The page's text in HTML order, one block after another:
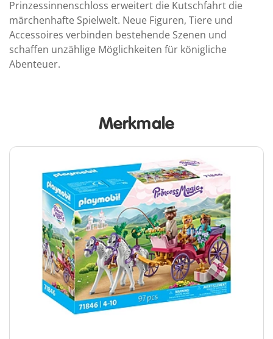
Prinzessinnenschloss erweitert die Kutschfahrt die
märchenhafte Spielwelt. Neue Figuren, Tiere und
Accessoires verbinden bestehende Szenen und
schaffen unzählige Möglichkeiten für königliche
Abenteuer.
Merkmale